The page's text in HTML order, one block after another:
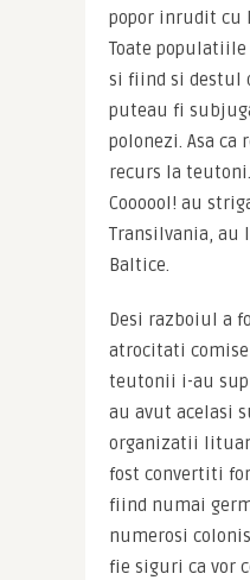
popor inrudit
Toate
si fiind si destul
puteau fi
polonezi. Asa ca
recurs la
Coooool! au
Transilvania, au
Baltice.
Desi razboiul a
atrocitati
teutonii i-au
au avut acelasi
organizatii
fost convertiti
fiind numai
numerosi
fie siguri ca vor